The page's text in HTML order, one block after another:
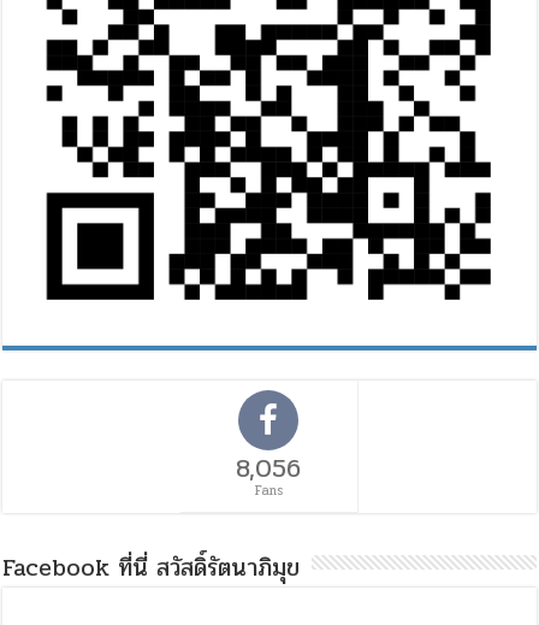
8,056
Fans
Facebook ที่นี่ สวัสดิ์รัตนาภิมุข